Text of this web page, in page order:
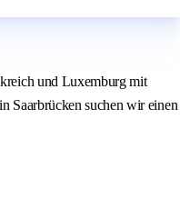
und Luxemburg mit
Saarbrücken suchen wir einen